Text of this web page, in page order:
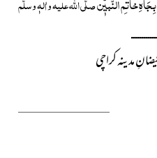
مدینہ کراچی